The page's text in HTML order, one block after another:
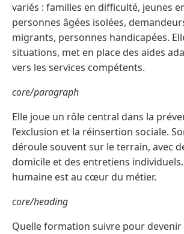
variés : familles en difficulté, jeunes
personnes âgées isolées,
migrants, personnes handicapées.
situations, met en place des aides
vers les services compétents.
core/paragraph
Elle joue un rôle central dans la
l’exclusion et la réinsertion sociale.
déroule souvent sur le terrain, avec
domicile et des entretiens
humaine est au cœur du métier.
core/heading
Quelle formation suivre pour devenir